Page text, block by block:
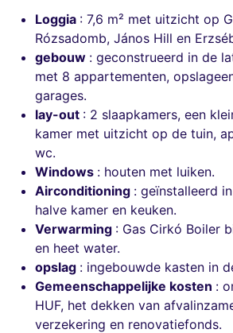
Loggia : 7,6 m² met uitzicht op
Rózsadomb, János Hill en
gebouw : geconstrueerd in de
met 8 appartementen,
garages.
lay-out : 2 slaapkamers, een
kamer met uitzicht op de tuin,
wc.
Windows : houten met luiken.
Airconditioning : geïnstalleerd
halve kamer en keuken.
Verwarming : Gas Cirkó Boiler
en heet water.
opslag : ingebouwde kasten in
Gemeenschappelijke kosten :
HUF, het dekken van
verzekering en renovatiefonds.